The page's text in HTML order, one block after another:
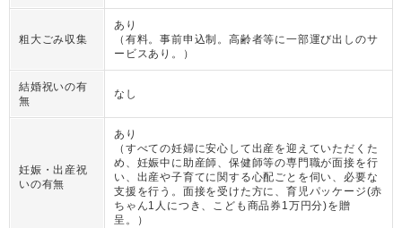
粗大ごみ収集
あり
（ 有料。事前申込制。高齢者等に一部運び出しのサ
ービスあり。
）
結婚祝いの有
無
なし
妊娠・出産祝
いの有無
あり
（ すべての妊婦に安心して出産を迎えていただくた
め、妊娠中に助産師、保健師等の専門職が面接を行
い、出産や子育てに関する心配ごとを伺い、必要な
支援を行う。面接を受けた方に、育児パッケージ(赤
ちゃん1人につき、こども商品券1万円分)を贈
呈。
）